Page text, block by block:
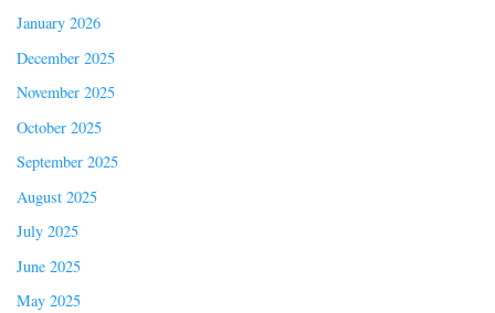
January 2026
December 2025
November 2025
October 2025
September 2025
August 2025
July 2025
June 2025
May 2025